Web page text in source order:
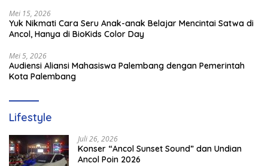
Mei 15, 2026
Yuk Nikmati Cara Seru Anak-anak Belajar Mencintai Satwa di
Ancol, Hanya di BioKids Color Day
Mei 5, 2026
Audiensi Aliansi Mahasiswa Palembang dengan Pemerintah
Kota Palembang
Lifestyle
Juli 26, 2026
Konser “Ancol Sunset Sound” dan Undian
Ancol Poin 2026